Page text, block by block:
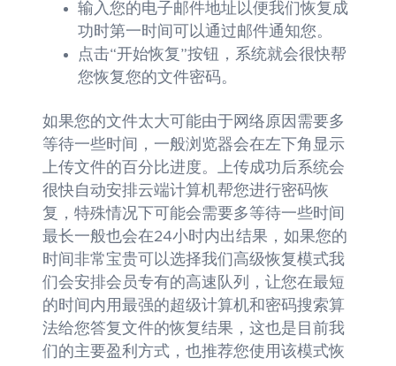
输入您的电子邮件地址以便我们恢复成
功时第一时间可以通过邮件通知您。
点击“开始恢复”按钮，系统就会很快帮
您恢复您的文件密码。
如果您的文件太大可能由于网络原因需要多
等待一些时间，一般浏览器会在左下角显示
上传文件的百分比进度。上传成功后系统会
很快自动安排云端计算机帮您进行密码恢
复，特殊情况下可能会需要多等待一些时间
最长一般也会在24小时内出结果，如果您的
时间非常宝贵可以选择我们高级恢复模式我
们会安排会员专有的高速队列，让您在最短
的时间内用最强的超级计算机和密码搜索算
法给您答复文件的恢复结果，这也是目前我
们的主要盈利方式，也推荐您使用该模式恢